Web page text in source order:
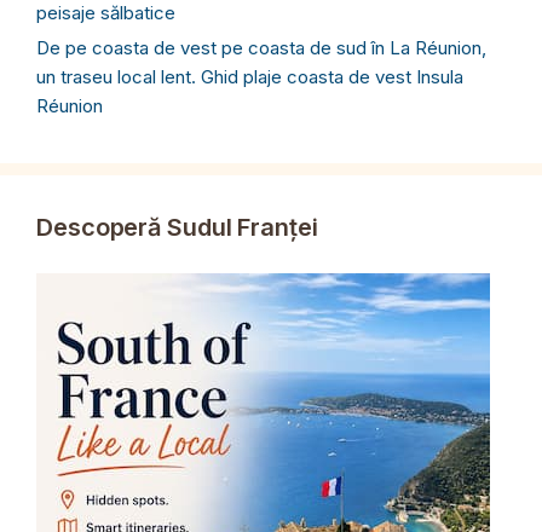
peisaje sălbatice
De pe coasta de vest pe coasta de sud în La Réunion,
un traseu local lent. Ghid plaje coasta de vest Insula
Réunion
Descoperă Sudul Franței